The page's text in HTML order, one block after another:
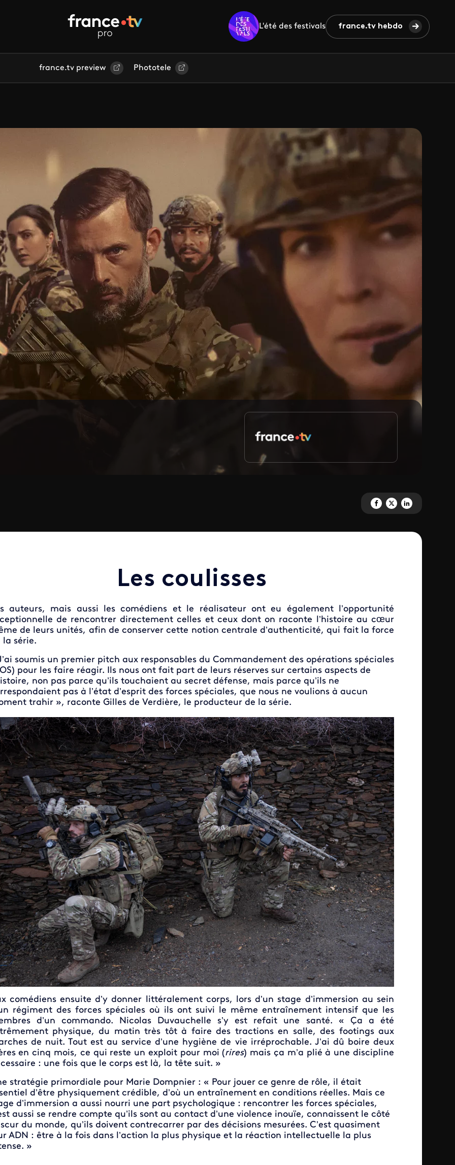
L'été des festivals france.tv hebdo
france.tv preview Phototele
Partagez 'Cœurs noirs' sur
Partagez 'Cœurs noirs'
Partagez 'Cœurs
Les coulisses
auteurs, mais aussi les comédiens et le réalisateur ont eu également l’opportunité
de rencontrer directement celles et ceux dont on raconte l’histoire au cœur
de leurs unités, afin de conserver cette notion centrale d’authenticité, qui fait la force
la série.
soumis un premier pitch aux responsables du Commandement des opérations spéciales
pour les faire réagir. Ils nous ont fait part de leurs réserves sur certains aspects de
non pas parce qu’ils touchaient au secret défense, mais parce qu’ils ne
pas à l’état d’esprit des forces spéciales, que nous ne voulions à aucun
trahir », raconte Gilles de Verdière, le producteur de la série.
comédiens ensuite d’y donner littéralement corps, lors d’un stage d’immersion au sein
régiment des forces spéciales où ils ont suivi le même entraînement intensif que les
d’un commando. Nicolas Duvauchelle s’y est refait une santé. « Ça a été
physique, du matin très tôt à faire des tractions en salle, des footings aux
de nuit. Tout est au service d’une hygiène de vie irréprochable. J’ai dû boire deux
en cinq mois, ce qui reste un exploit pour moi (rires) mais ça m’a plié à une discipline
: une fois que le corps est là, la tête suit. »
stratégie primordiale pour Marie Dompnier : « Pour jouer ce genre de rôle, il était
d’être physiquement crédible, d’où un entraînement en conditions réelles. Mais ce
d’immersion a aussi nourri une part psychologique : rencontrer les forces spéciales,
aussi se rendre compte qu’ils sont au contact d’une violence inouïe, connaissent le côté
du monde, qu’ils doivent contrecarrer par des décisions mesurées. C’est quasiment
ADN : être à la fois dans l’action la plus physique et la réaction intellectuelle la plus
»